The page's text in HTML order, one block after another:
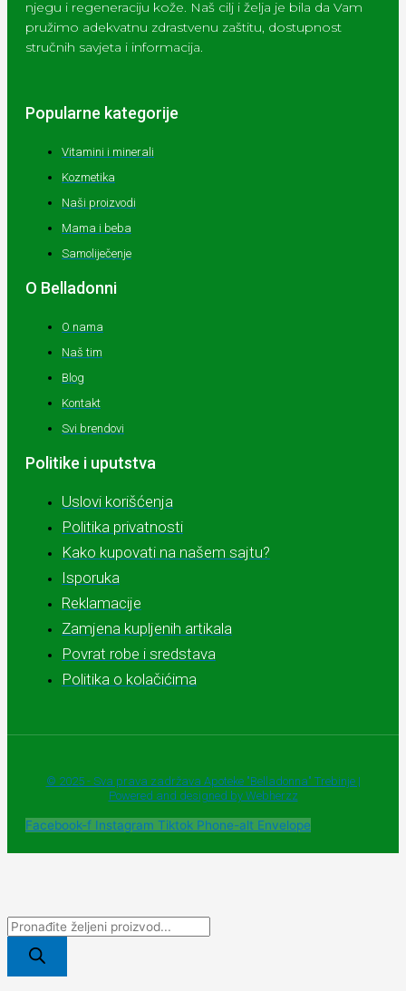
njegu i regeneraciju kože. Naš cilj i želja je bila da Vam
pružimo adekvatnu zdrastvenu zaštitu, dostupnost
stručnih savjeta i informacija.
Popularne kategorije
Vitamini i minerali
Kozmetika
Naši proizvodi
Mama i beba
Samoliječenje
O Belladonni
O nama
Naš tim
Blog
Kontakt
Svi brendovi
Politike i uputstva
Uslovi korišćenja
Politika privatnosti
Kako kupovati na našem sajtu?
Isporuka
Reklamacije
Zamjena kupljenih artikala
Povrat robe i sredstava
Politika o kolačićima
© 2025 - Sva prava zadržava Apoteke "Belladonna" Trebinje |
Powered and designed by Webherzz
Facebook-f Instagram Tiktok Phone-alt Envelope